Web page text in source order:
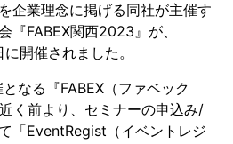
企業理念に掲げる同社が主催す
『FABEX関西2023』が、
開催されました。
なる『FABEX（ファベック
く前より、セミナーの申込み/
「EventRegist（イベントレジ